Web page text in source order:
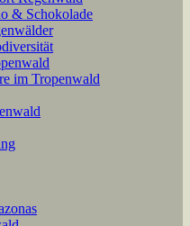
& Schokolade
im Tropenwald